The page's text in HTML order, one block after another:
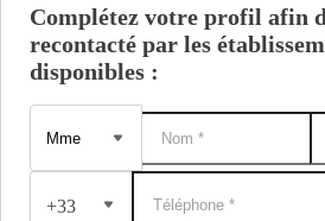
Complétez votre profil afin
recontacté par les
disponibles :
+33